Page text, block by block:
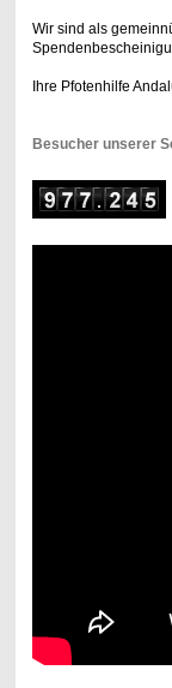
Wir sind als
Ihre Pfotenhilfe
Besucher unserer